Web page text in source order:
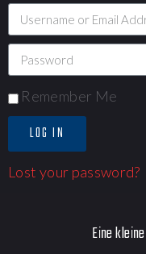
Remember Me
LOG IN
Lost your password?
Eine